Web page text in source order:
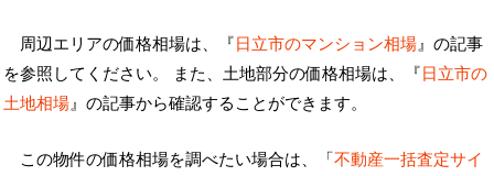
周辺エリアの価格相場は、『日立市のマンション相場』の記事
を参照してください。 また、土地部分の価格相場は、『日立市の
土地相場』の記事から確認することができます。
この物件の価格相場を調べたい場合は、「不動産一括査定サイ